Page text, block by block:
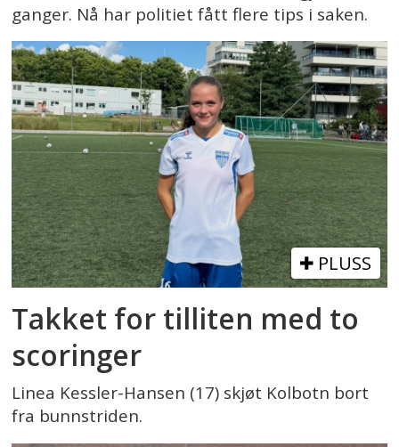
ganger. Nå har politiet fått flere tips i saken.
PLUSS
Takket for tilliten med to
scoringer
Linea Kessler-Hansen (17) skjøt Kolbotn bort
fra bunnstriden.